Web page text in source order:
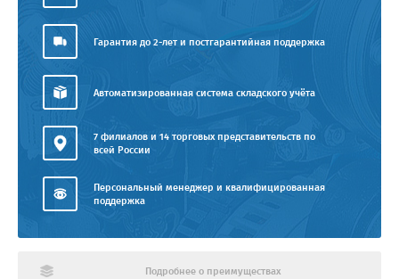
Гарантия до 2-лет и постгарантийная поддержка
Автоматизированная система складского учёта
7 филиалов и 14 торговых представительств по
всей России
Персональный менеджер и квалифицированная
поддержка
Подробнее о преимуществах